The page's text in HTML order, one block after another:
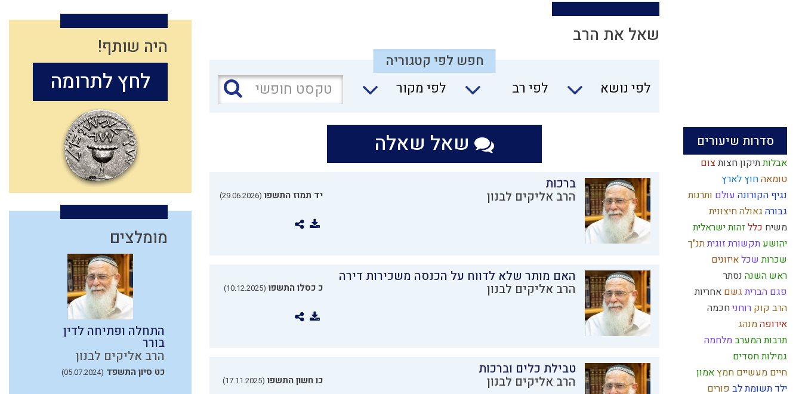
סדרות שיעורים
אבלותתיקון חצותצום
טומאהחוץ לארץ
נגיף הקורונה עולם ותרנות
גבורה גאולה חיצונית
משיח כלל זהות ישראלית
יהושע תקשורת זוגיתתנ"ך
שכרות שכלאיזונים
ראש השנה נסתר
פגם הברית גשם אחריות
הרב קוק רוחניחכמה
אירופהמנהג
תרבות המערבמלחמה
גמילות חסדים
חיים מעשיים חמץאמון
ילד תשומת לב פורים
שאל את הרב
חפש לפי קטגוריה
לפי נושא
לפי רב לפי מקור
שאל שאלה
ברכות
הרב אליקים לבנון יד תמוז התשפו (29.06.2026)
האם מותר שלא לדווח על הכנסה משכירות דירה
הרב אליקים לבנון כ כסלו התשפו (10.12.2025)
טבילת כלים וברכות
הרב אליקים לבנון כו חשון התשפו (17.11.2025)
היה שותף!
לחץ לתרומה
מומלצים
התחלה ופתיחה לדין
בורר
הרב אליקים לבנון
כט סיון התשפד (05.07.2024)